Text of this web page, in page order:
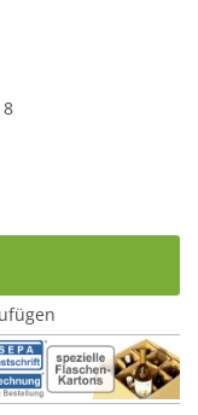
5 Sternen